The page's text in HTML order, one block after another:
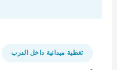
تغطية ميدانية داخل الدرب